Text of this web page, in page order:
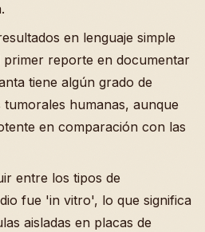
en lenguaje simple
primer reporte en documentar
tiene algún grado de
humanas, aunque
en comparación con las
entre los tipos de
fue 'in vitro', lo que significa
aisladas en placas de